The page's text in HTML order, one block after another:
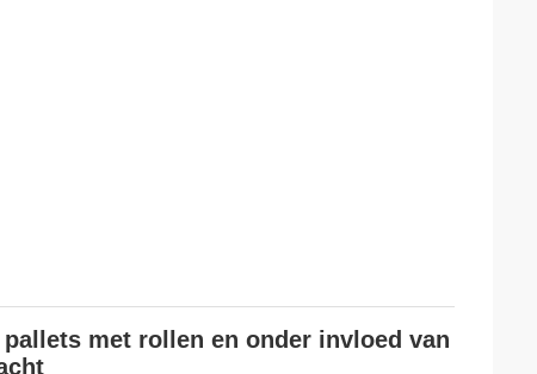
met rollen en onder invloed van